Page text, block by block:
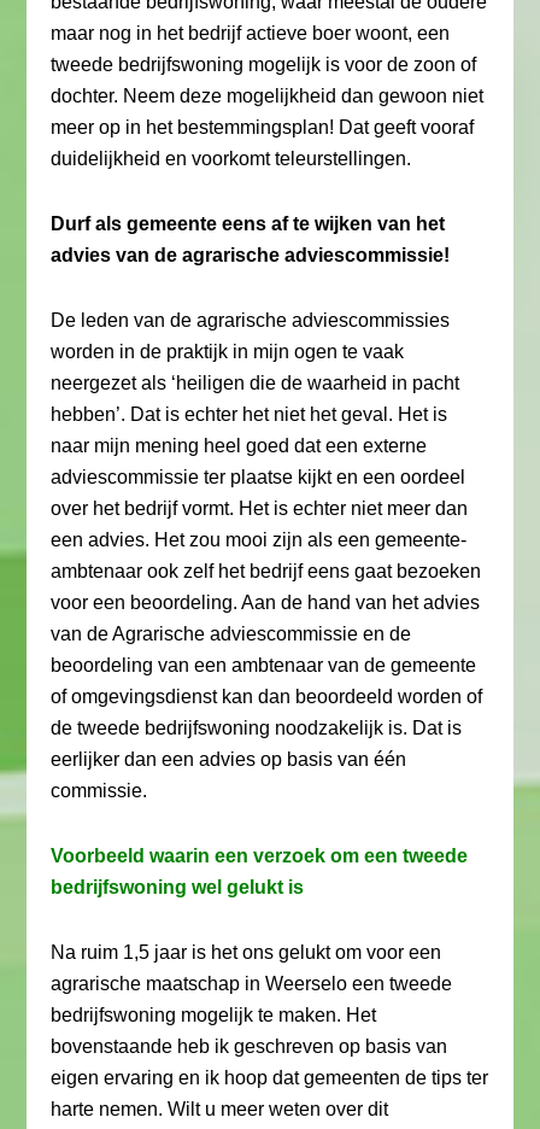
maar nog in het bedrijf actieve boer woont, een
tweede bedrijfswoning mogelijk is voor de zoon of
dochter. Neem deze mogelijkheid dan gewoon niet
meer op in het bestemmingsplan! Dat geeft vooraf
duidelijkheid en voorkomt teleurstellingen.
Durf als gemeente eens af te wijken van het
advies van de agrarische adviescommissie!
De leden van de agrarische adviescommissies
worden in de praktijk in mijn ogen te vaak
neergezet als ‘heiligen die de waarheid in pacht
hebben’. Dat is echter het niet het geval. Het is
naar mijn mening heel goed dat een externe
adviescommissie ter plaatse kijkt en een oordeel
over het bedrijf vormt. Het is echter niet meer dan
een advies. Het zou mooi zijn als een gemeente-
ambtenaar ook zelf het bedrijf eens gaat bezoeken
voor een beoordeling. Aan de hand van het advies
van de Agrarische adviescommissie en de
beoordeling van een ambtenaar van de gemeente
of omgevingsdienst kan dan beoordeeld worden of
de tweede bedrijfswoning noodzakelijk is. Dat is
eerlijker dan een advies op basis van één
commissie.
Voorbeeld waarin een verzoek om een tweede
bedrijfswoning wel gelukt is
Na ruim 1,5 jaar is het ons gelukt om voor een
agrarische maatschap in Weerselo een tweede
bedrijfswoning mogelijk te maken. Het
bovenstaande heb ik geschreven op basis van
eigen ervaring en ik hoop dat gemeenten de tips ter
harte nemen. Wilt u meer weten over dit